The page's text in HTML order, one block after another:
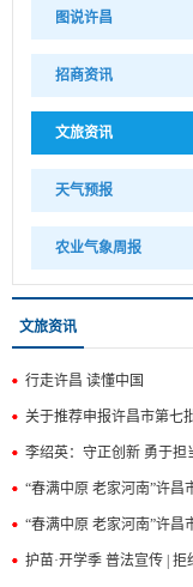
图说许昌
招商资讯
文旅资讯
天气预报
农业气象周报
文旅资讯
行走许昌 读懂中国